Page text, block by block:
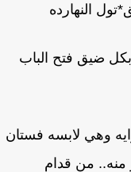
النهارده
ضيق فتح الباب
وهي لابسه فستان
من قدام